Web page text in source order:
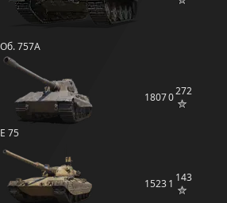
Об. 757А
E 75
18070272
15231 143